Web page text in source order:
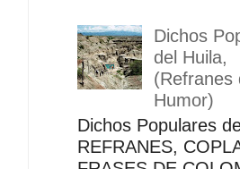
Dichos
del Huila,
(Refranes
Humor)
Dichos Populares
REFRANES,